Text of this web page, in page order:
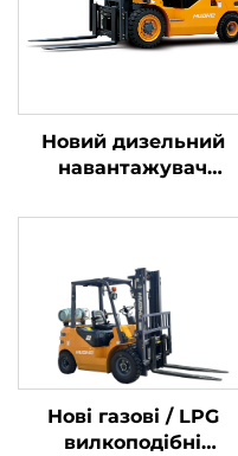
Новий дизельний
навантажувач
4 тонни з
японським двигуном
ISUZU
Нові газові / LPG
вилкоподібні